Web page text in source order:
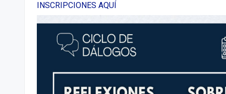
INSCRIPCIONES AQUÍ